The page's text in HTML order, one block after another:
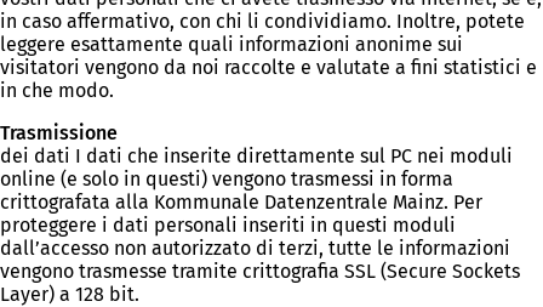
in caso affermativo, con chi li condividiamo. Inoltre, potete
leggere esattamente quali informazioni anonime sui
visitatori vengono da noi raccolte e valutate a fini statistici e
in che modo.
Trasmissione
dei dati I dati che inserite direttamente sul PC nei moduli
online (e solo in questi) vengono trasmessi in forma
crittografata alla Kommunale Datenzentrale Mainz. Per
proteggere i dati personali inseriti in questi moduli
dall’accesso non autorizzato di terzi, tutte le informazioni
vengono trasmesse tramite crittografia SSL (Secure Sockets
Layer) a 128 bit.